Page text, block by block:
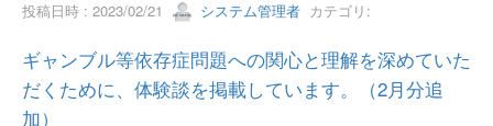
投稿日時 : 2023/02/21 システム管理者 カテゴリ:
ギャンブル等依存症問題への関心と理解を深めていた
だくために、体験談を掲載しています。（2月分追
加）